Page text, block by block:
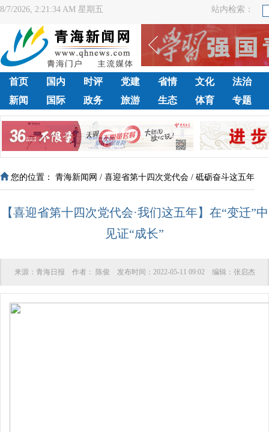
8/7/2026, 2:21:34 AM 星期五 站内检索：
首页 国内 时评 党建 省情 文化
法治
新闻
国际 政务 旅游 生态 体育 专题
您的位置： 青海新闻网 / 喜迎省第十四次党代会 / 砥砺奋斗这五年
【喜迎省第十四次党代会·我们这五年】在“变迁”中
见证“成长”
来源： 青海日报 作者： 陈俊 发布时间： 2022-05-11 09:02编辑： 张启杰